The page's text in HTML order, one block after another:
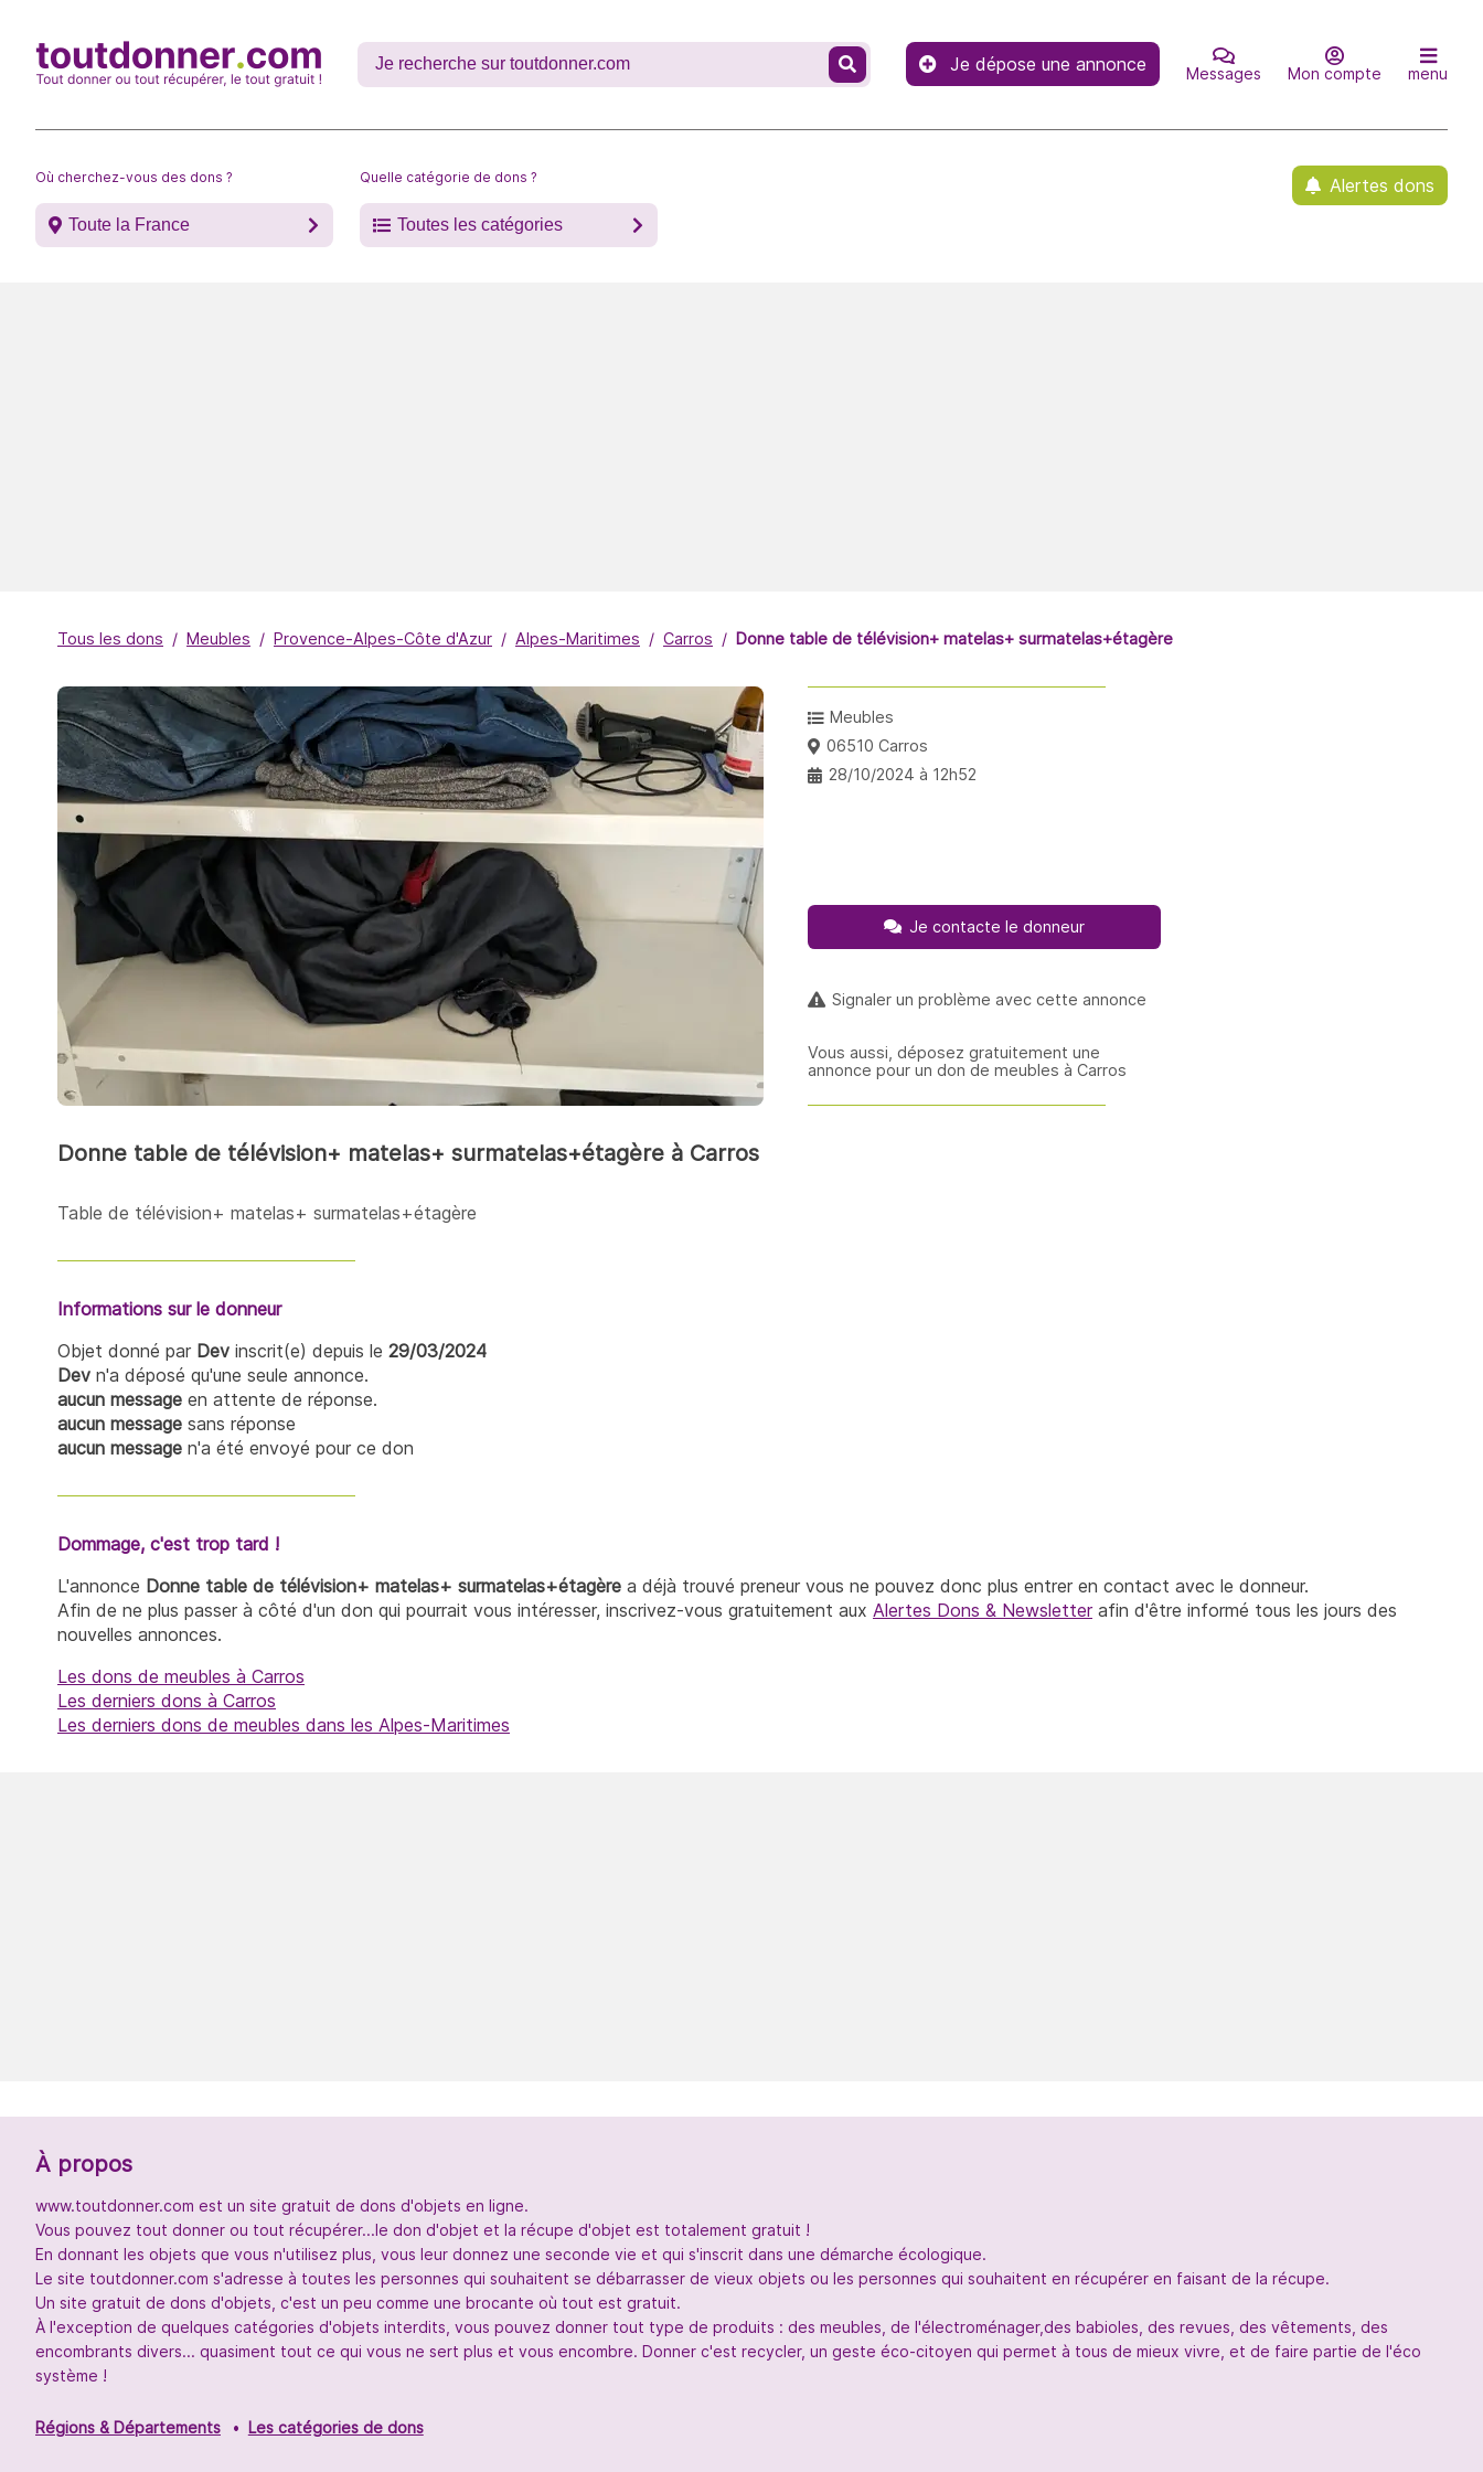
Je dépose une annonce Messages Mon compte menu
Où cherchez-vous des dons ?
Toute la France
Quelle catégorie de dons ?
Toutes les catégories
Alertes dons
Tous les dons Meubles Provence-Alpes-Côte d'Azur Alpes-Maritimes Carros Donne table de télévision+ matelas+ surmatelas+étagère
Donne table de télévision+ matelas+ surmatelas+étagère à Carros
Table de télévision+ matelas+ surmatelas+étagère
Meubles
06510 Carros
28/10/2024 à 12h52
Je contacte le donneur
Signaler un problème avec cette annonce
Vous aussi, déposez gratuitement une
annonce pour un don de meubles à Carros
Informations sur le donneur
Objet donné par Dev inscrit(e) depuis le 29/03/2024
Dev n'a déposé qu'une seule annonce.
aucun message en attente de réponse.
aucun message sans réponse
aucun message n'a été envoyé pour ce don
Dommage, c'est trop tard !
L'annonce Donne table de télévision+ matelas+ surmatelas+étagère a déjà trouvé preneur vous ne pouvez donc plus entrer en contact avec le donneur.
Afin de ne plus passer à côté d'un don qui pourrait vous intéresser, inscrivez-vous gratuitement aux Alertes Dons & Newsletterafin d'être informé tous les jours des
nouvelles annonces.
Les dons de meubles à Carros
Les derniers dons à Carros
Les derniers dons de meubles dans les Alpes-Maritimes
À propos
www.toutdonner.com est un site gratuit de dons d'objets en ligne.
Vous pouvez tout donner ou tout récupérer...le don d'objet et la récupe d'objet est totalement gratuit !
En donnant les objets que vous n'utilisez plus, vous leur donnez une seconde vie et qui s'inscrit dans une démarche écologique.
Le site toutdonner.com s'adresse à toutes les personnes qui souhaitent se débarrasser de vieux objets ou les personnes qui souhaitent en récupérer en faisant de la récupe.
Un site gratuit de dons d'objets, c'est un peu comme une brocante où tout est gratuit.
À l'exception de quelques catégories d'objets interdits, vous pouvez donner tout type de produits : des meubles, de l'électroménager,des babioles, des revues, des vêtements, des
encombrants divers... quasiment tout ce qui vous ne sert plus et vous encombre. Donner c'est recycler, un geste éco-citoyen qui permet à tous de mieux vivre, et de faire partie de l'éco
système !
Régions & Départements Les catégories de dons